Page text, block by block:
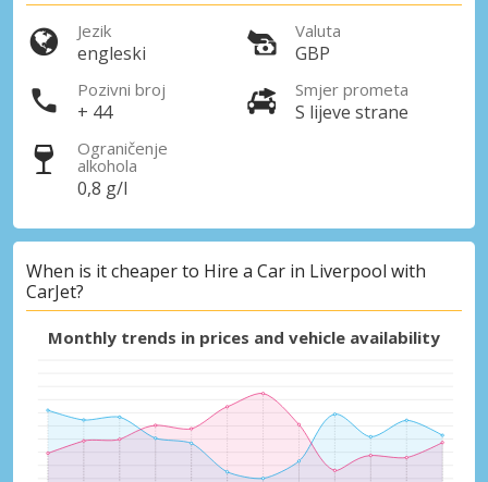
Prijava putem eLinka
Jezik
engleski
Valuta
GBP
Pozivni broj
+ 44
Smjer prometa
S lijeve strane
Ograničenje
alkohola
0,8 g/l
When is it cheaper to Hire a Car in Liverpool with
CarJet?
Monthly trends in prices and vehicle availability